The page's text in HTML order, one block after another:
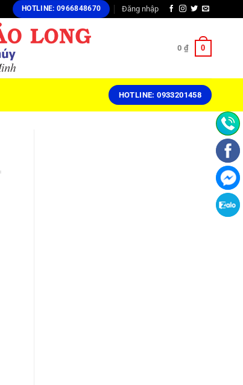
HOTLINE: 0966848670 Đăng nhập
0 ₫ 0
HOTLINE: 0933201458